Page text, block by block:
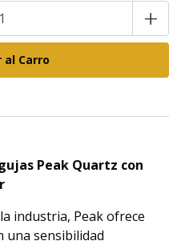
+
Peak Quartz con
industria, Peak ofrece
una sensibilidad